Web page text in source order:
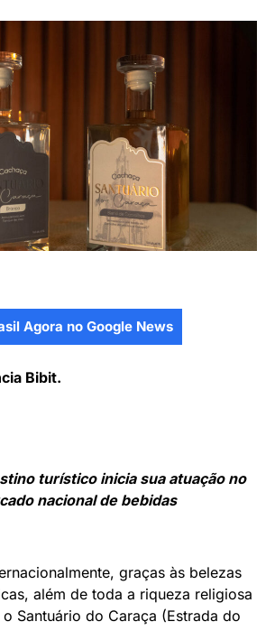
Agora no Google News
Bibit.
turístico inicia sua atuação no
nacional de bebidas
graças às belezas
além de toda a riqueza religiosa
Santuário do Caraça (Estrada do